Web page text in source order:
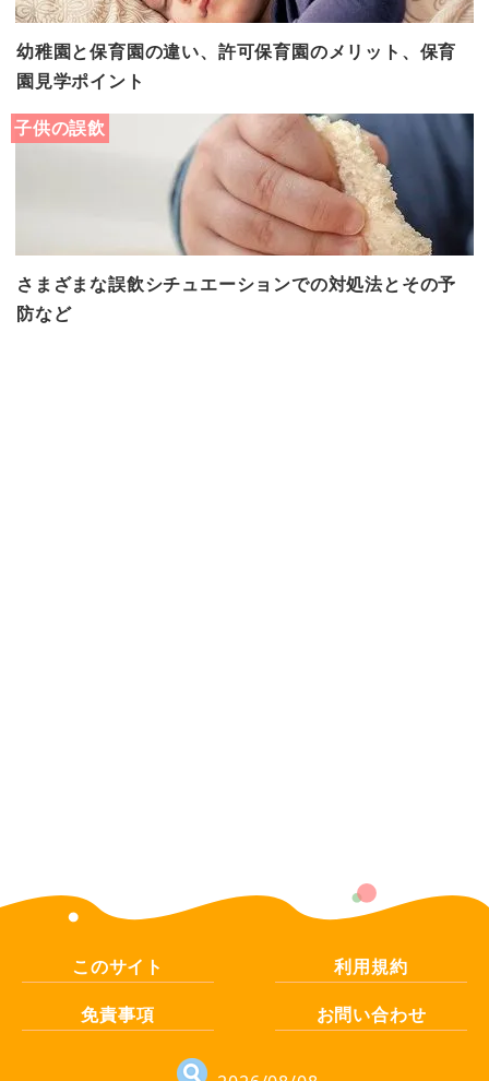
幼稚園と保育園の違い、許可保育園のメリット、保育
園見学ポイント
子供の誤飲
さまざまな誤飲シチュエーションでの対処法とその予
防など
このサイト
利用規約
免責事項
お問い合わせ